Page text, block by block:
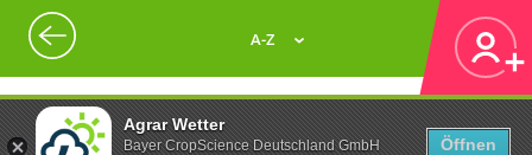
Agrar Wetter
Bayer CropScience Deutschland GmbH
Öffnen
A-Z